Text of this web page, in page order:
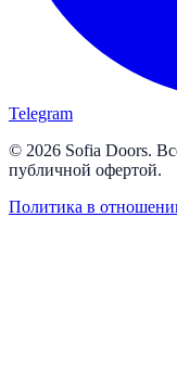
Telegram
© 2026 Sofia Doors.
публичной офертой.
Политика в